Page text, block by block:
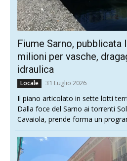
Fiume Sarno, pubblicata
milioni per vasche,
idraulica
Locale 31 Luglio 2026
Il piano articolato in sette lotti
Dalla foce del Sarno ai torrenti
Cavaiola, prende forma un